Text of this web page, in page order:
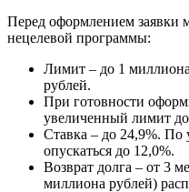
Перед оформлением заявки
нецелевой программы:
Лимит – до 1
рублей.
При готовности
увеличенный лимит
Ставка – до 24,9%. По
опускаться до 12,0%.
Возврат долга – от 3
миллиона рублей)